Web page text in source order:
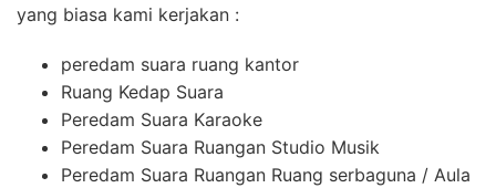
yang biasa kami kerjakan :
peredam suara ruang kantor
Ruang Kedap Suara
Peredam Suara Karaoke
Peredam Suara Ruangan Studio Musik
Peredam Suara Ruangan Ruang serbaguna / Aula